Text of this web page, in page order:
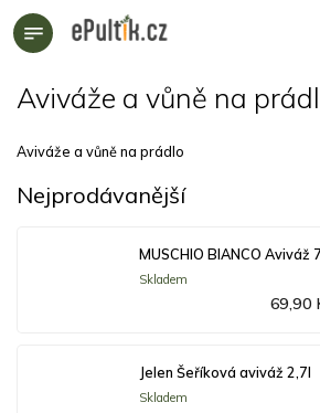
Přejít
na
Aviváže a vůně na
Aviváže a vůně na prádlo
Nejprodávanější
MUSCHIO BIANCO Aviváž
Skladem
69,90
Jelen Šeříková aviváž 2,7l
Skladem